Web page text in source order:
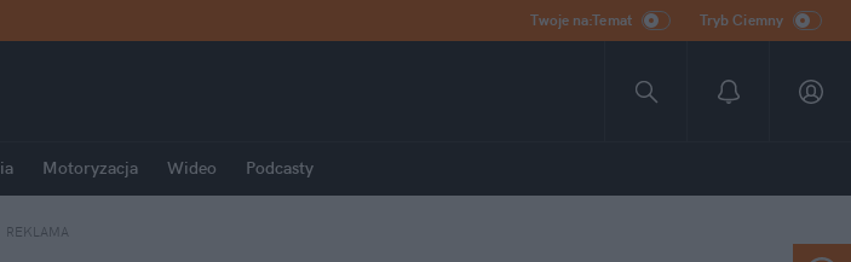
Twoje na:Temat Tryb Ciemny
Motoryzacja Wideo Podcasty
REKLAMA